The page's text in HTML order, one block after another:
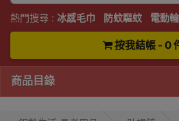
熱門搜尋 : 冰感毛巾 防蚊驅蚊 電動
按我結帳 - 0
商品目錄